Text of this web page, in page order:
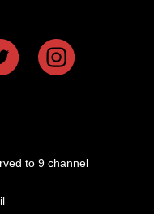
to 9 channel